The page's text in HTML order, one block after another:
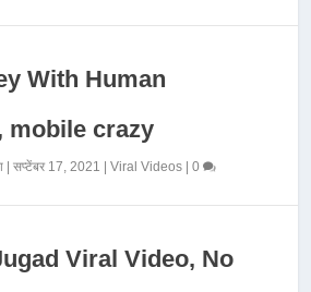
With Human
mobile crazy
|सप्टेंबर 17, 2021 |Viral Videos |0
Viral Video, No